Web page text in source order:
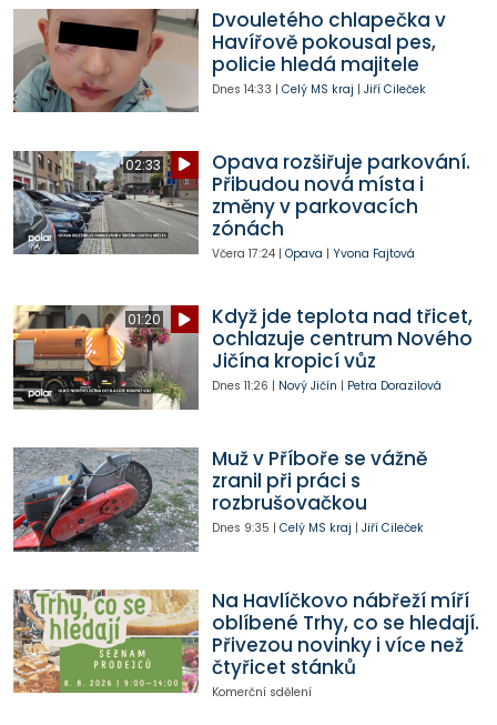
Dvouletého chlapečka v
Havířově pokousal pes,
policie hledá majitele
Dnes 14:33 | Celý MS kraj | Jiří Cileček
02:33
Opava rozšiřuje parkování.
Přibudou nová místa i
změny v parkovacích
zónách
Včera 17:24| Opava | Yvona Fajtová
01:20
Když jde teplota nad třicet,
ochlazuje centrum Nového
Jičína kropicí vůz
Dnes 11:26 | Nový Jičín | Petra Dorazilová
Muž v Příboře se vážně
zranil při práci s
rozbrušovačkou
Dnes 9:35 | Celý MS kraj | Jiří Cileček
Na Havlíčkovo nábřeží míří
oblíbené Trhy, co se hledají.
Přivezou novinky i více než
čtyřicet stánků
Komerční sdělení